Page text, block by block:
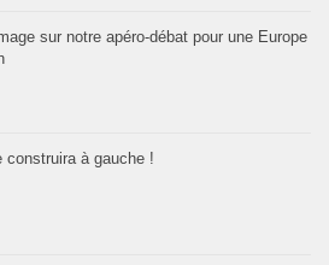
sur notre apéro-débat pour une Europe
construira à gauche !